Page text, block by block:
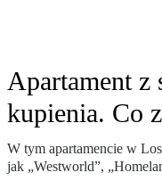
Apartament z
kupienia. Co
W tym apartamencie w
jak „Westworld”,